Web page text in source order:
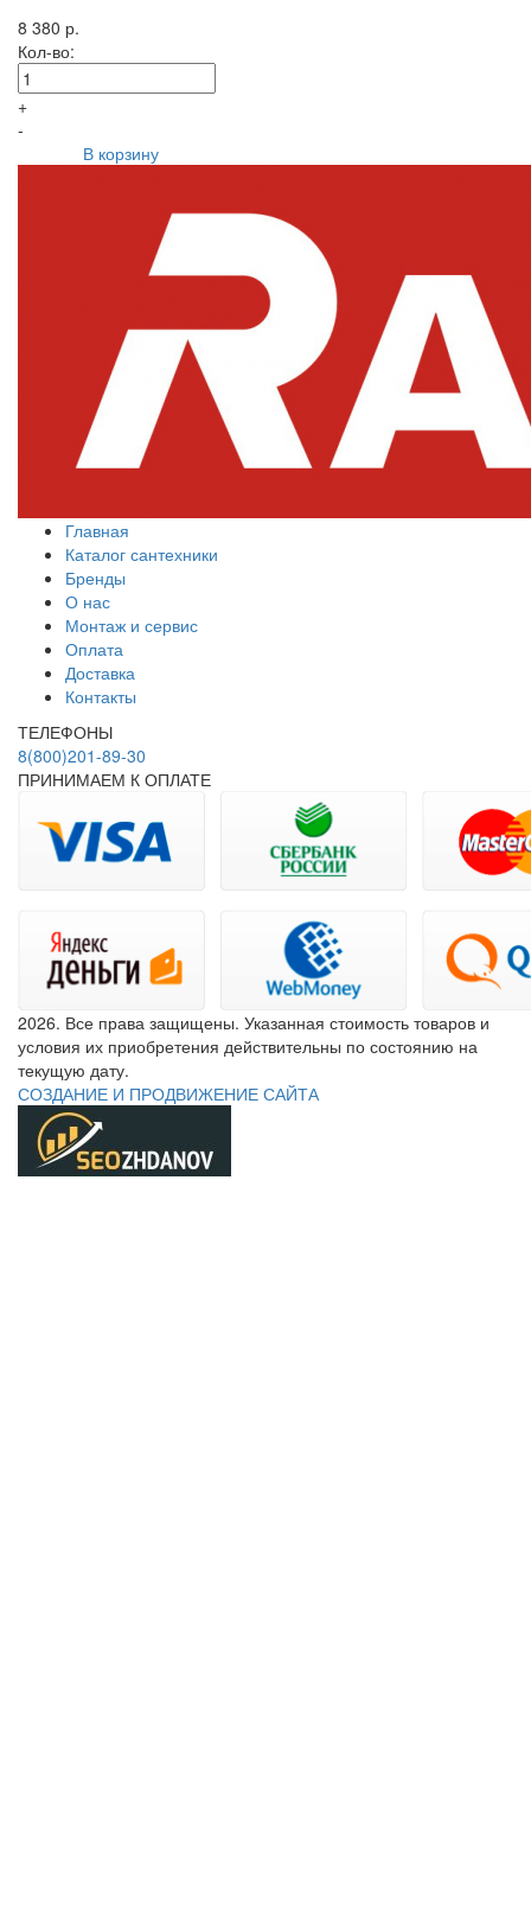
8 380 р.
Кол-во:
+
-
В корзину
Главная
Каталог сантехники
Бренды
О нас
Монтаж и сервис
Оплата
Доставка
Контакты
ТЕЛЕФОНЫ
8(800)201-89-30
ПРИНИМАЕМ К ОПЛАТЕ
2026. Все права защищены. Указанная стоимость товаров и
условия их приобретения действительны по состоянию на
текущую дату.
СОЗДАНИЕ И ПРОДВИЖЕНИЕ САЙТА